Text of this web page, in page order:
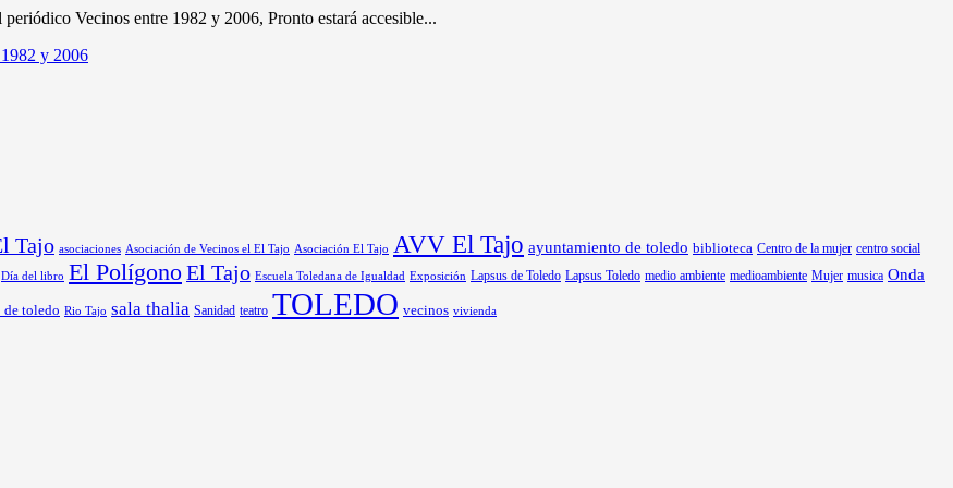
Vecinos entre 1982 y 2006, Pronto estará accesible...
y 2006
Tajo asociaciones Asociación de Vecinos el El Tajo Asociación El Tajo AVV El Tajo ayuntamiento de toledo biblioteca Centro de la mujer centro social
Día del libro El PolígonoEl Tajo Escuela Toledana de Igualdad Exposición Lapsus de Toledo Lapsus Toledo medio ambiente medioambiente Mujer musica Onda
toledo Rio Tajo sala thalia Sanidad teatro TOLEDO vecinos vivienda